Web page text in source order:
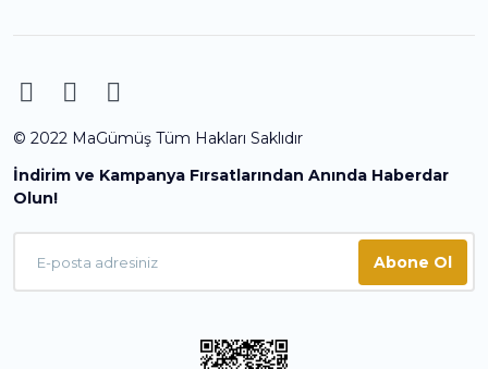
© 2022 MaGümüş Tüm Hakları Saklıdır
İndirim ve Kampanya Fırsatlarından Anında Haberdar
Olun!
Abone Ol